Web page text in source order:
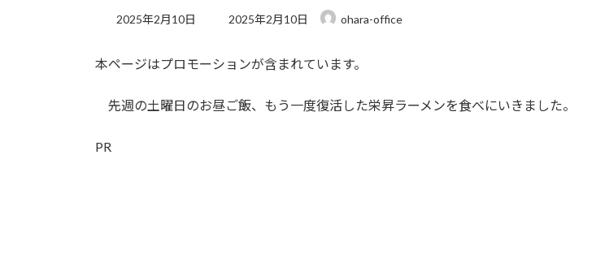
2025年2月10日
最
新
時
:
2025年2月10日 ohara-office
本ページはプロモーションが含まれています。
先週の土曜日のお昼ご飯、もう一度復活した栄昇ラーメンを食べにいきました。
PR